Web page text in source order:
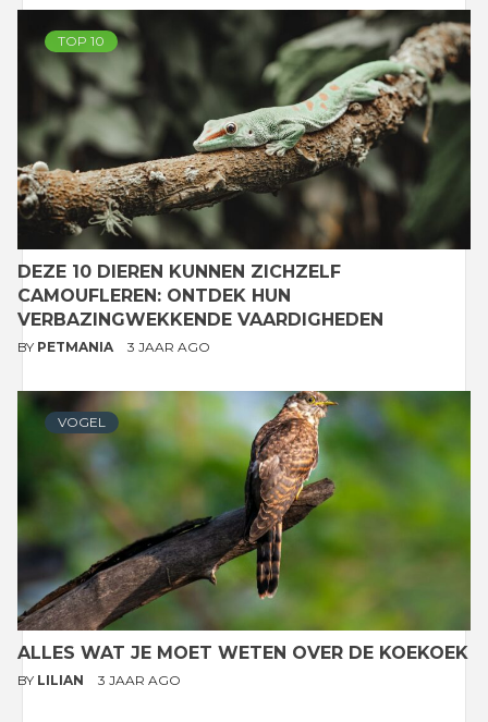
TOP 10
DEZE 10 DIEREN KUNNEN ZICHZELF
CAMOUFLEREN: ONTDEK HUN
VERBAZINGWEKKENDE VAARDIGHEDEN
BY PETMANIA 3 JAAR AGO
VOGEL
ALLES WAT JE MOET WETEN OVER DE KOEKOEK
BY LILIAN 3 JAAR AGO